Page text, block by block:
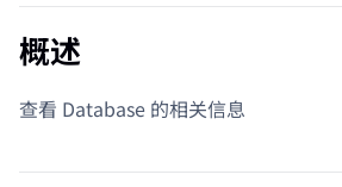
概述
查看 Database 的相关信息